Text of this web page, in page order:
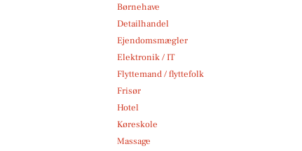
Børnehave
Detailhandel
Ejendomsmægler
Elektronik / IT
Flyttemand / flyttefolk
Frisør
Hotel
Køreskole
Massage